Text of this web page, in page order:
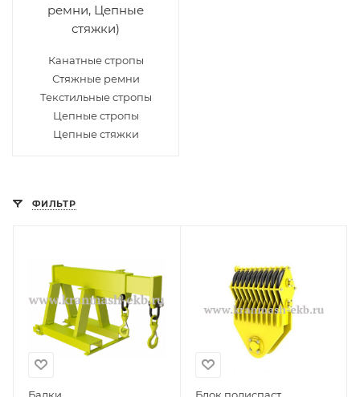
ремни, Цепные
стяжки)
Канатные стропы
Стяжные ремни
Текстильные стропы
Цепные стропы
Цепные стяжки
ФИЛЬТР
Балки
Блок полиспаст